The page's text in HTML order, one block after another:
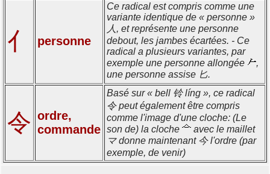
亻 personne
Ce radical est compris comme une
variante identique de « personne »
人, et représente une personne
debout, les jambes écartées. - Ce
radical a plusieurs variantes, par
exemple une personne allongée
,
une personne assise 匕.
令 ordre,
commande
Basé sur « bell 铃 líng », ce radical
令 peut également être compris
comme l'image d'une cloche: (Le
son de) la cloche
avec le maillet
マ donne maintenant 今 l'ordre (par
exemple, de venir)